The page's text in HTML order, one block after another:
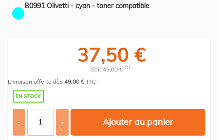
B0991 Olivetti - cyan - toner compatible
37,50 €
Soit 45,00 € TTC
Livraison offerte dès 49,00 €TTC !
EN STOCK
- + Ajouter au panier